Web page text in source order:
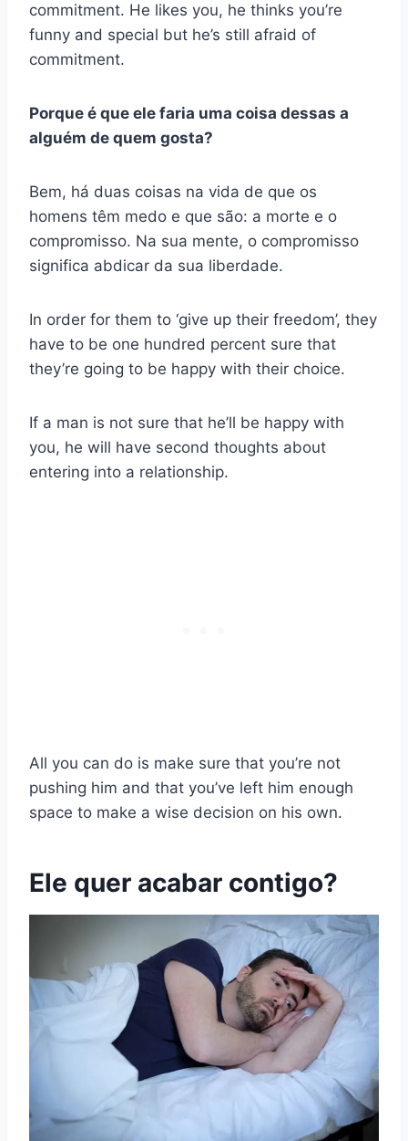
commitment. He likes you, he thinks you’re
funny and special but he’s still afraid of
commitment.
Porque é que ele faria uma coisa dessas a
alguém de quem gosta?
Bem, há duas coisas na vida de que os
homens têm medo e que são: a morte e o
compromisso. Na sua mente, o compromisso
significa abdicar da sua liberdade.
In order for them to ‘give up their freedom’, they
have to be one hundred percent sure that
they’re going to be happy with their choice.
If a man is not sure that he’ll be happy with
you, he will have second thoughts about
entering into a relationship.
All you can do is make sure that you’re not
pushing him and that you’ve left him enough
space to make a wise decision on his own.
Ele quer acabar contigo?